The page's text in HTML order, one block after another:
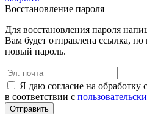
Восстановление пароля
Для восстановления пароля
Вам будет отправлена ссылка,
новый пароль.
Я даю согласие на
в соответствии с